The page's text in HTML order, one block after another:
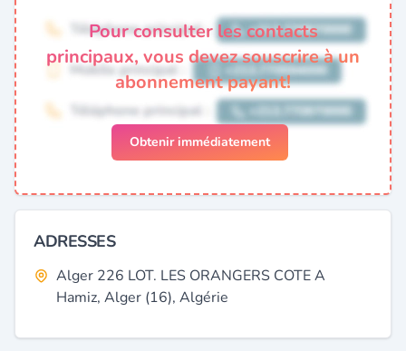
Pour consulter les contacts
principaux, vous devez souscrire à un
abonnement payant!
Obtenir immédiatement
ADRESSES
Alger 226 LOT. LES ORANGERS COTE A
Hamiz, Alger (16), Algérie